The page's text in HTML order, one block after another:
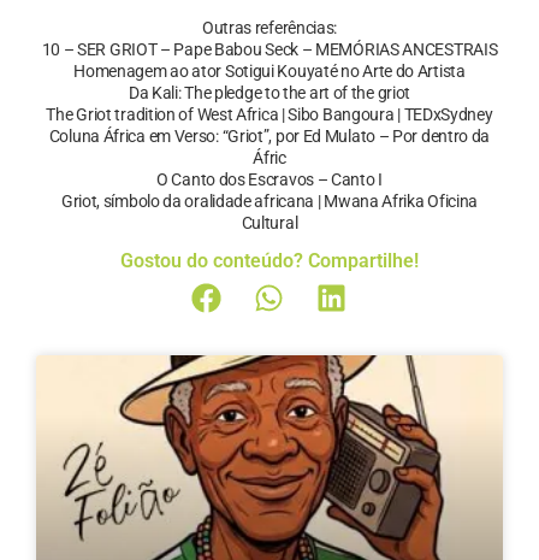
Outras referências:
10 – SER GRIOT – Pape Babou Seck – MEMÓRIAS ANCESTRAIS
Homenagem ao ator Sotigui Kouyaté no Arte do Artista
Da Kali: The pledge to the art of the griot
The Griot tradition of West Africa | Sibo Bangoura | TEDxSydney
Coluna África em Verso: “Griot”, por Ed Mulato – Por dentro da
Áfric
O Canto dos Escravos – Canto I
Griot, símbolo da oralidade africana | Mwana Afrika Oficina
Cultural
Gostou do conteúdo? Compartilhe!